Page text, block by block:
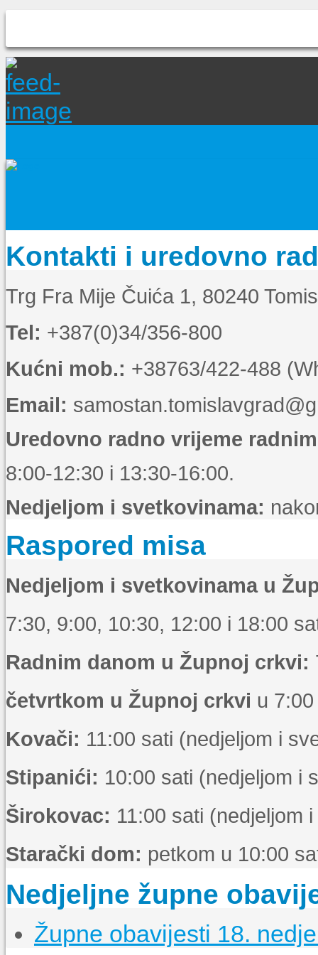
Kontakti i uredovno
Trg Fra Mije Čuića 1, 80240
Tel: +387(0)34/356-800
Kućni mob.: +38763/422-488
Email:
Uredovno radno vrijeme
8:00-12:30 i 13:30-16:00.
Nedjeljom i svetkovinama:
Raspored misa
Nedjeljom i svetkovinama u
7:30, 9:00, 10:30, 12:00 i 18:00
Radnim danom u Župnoj crkvi:
četvrtkom u Župnoj crkvi u
Kovači: 11:00 sati (nedjeljom i
Stipanići: 10:00 sati (nedjeljom i
Širokovac: 11:00 sati (nedjeljom
Starački dom: petkom u 10:00
Nedjeljne župne
Župne obavijesti 18.